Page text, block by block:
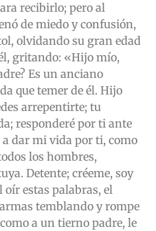
recibirlo; pero al
de miedo y confusión,
olvidando su gran edad
gritando: «Hijo mío,
Es un anciano
que temer de él. Hijo
arrepentirte; tu
responderé por ti ante
a dar mi vida por ti, como
los hombres,
Detente; créeme, soy
oír estas palabras, el
temblando y rompe
a un tierno padre, le